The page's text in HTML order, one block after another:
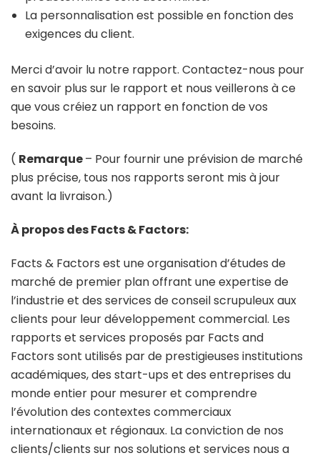
La personnalisation est possible en fonction des
exigences du client.
Merci d’avoir lu notre rapport. Contactez-nous pour
en savoir plus sur le rapport et nous veillerons à ce
que vous créiez un rapport en fonction de vos
besoins.
( Remarque– Pour fournir une prévision de marché
plus précise, tous nos rapports seront mis à jour
avant la livraison.)
À propos des Facts & Factors:
Facts & Factors est une organisation d’études de
marché de premier plan offrant une expertise de
l’industrie et des services de conseil scrupuleux aux
clients pour leur développement commercial. Les
rapports et services proposés par Facts and
Factors sont utilisés par de prestigieuses institutions
académiques, des start-ups et des entreprises du
monde entier pour mesurer et comprendre
l’évolution des contextes commerciaux
internationaux et régionaux. La conviction de nos
clients/clients sur nos solutions et services nous a